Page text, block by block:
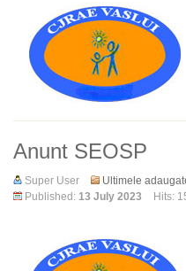
Anunt SEOSP
Super User
Ultimele
Published: 13 July 2023 Hits: